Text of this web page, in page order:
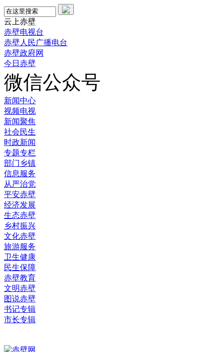
云上赤壁
赤壁电视台
赤壁人民广播电台
赤壁政府网
今日赤壁
微信公众号
新闻中心
视频电视
新闻聚焦
社会民生
时政新闻
专题专栏
部门乡镇
信息服务
从严治党
平安赤壁
经济发展
生态赤壁
乡村振兴
文化赤壁
旅游服务
卫生健康
民生保障
赤壁教育
文明赤壁
图说赤壁
书记专辑
市长专辑